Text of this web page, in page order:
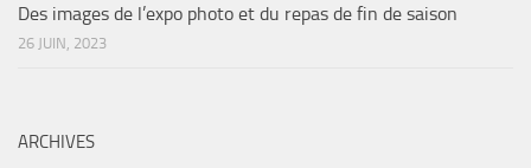
Des images de l’expo photo et du repas de fin de saison
26 JUIN, 2023
ARCHIVES